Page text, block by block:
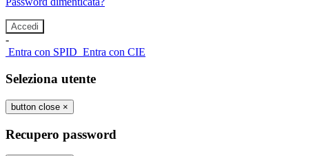
-
Entra con SPID Entra con CIE
Seleziona utente
button close ×
Recupero password